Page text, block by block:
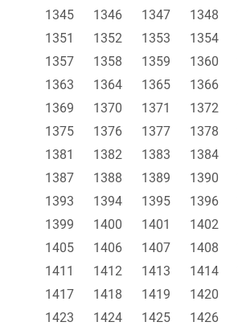
1345
1346 1347 1348
1351
1352 1353 1354
1357
1358 1359 1360
1363
1364 1365 1366
1369
1370 1371 1372
1375
1376 1377 1378
1381
1382 1383 1384
1387
1388 1389 1390
1393
1394 1395 1396
1399
1400 1401 1402
1405
1406 1407 1408
1411
1412 1413 1414
1417
1418 1419 1420
1423
1424 1425 1426